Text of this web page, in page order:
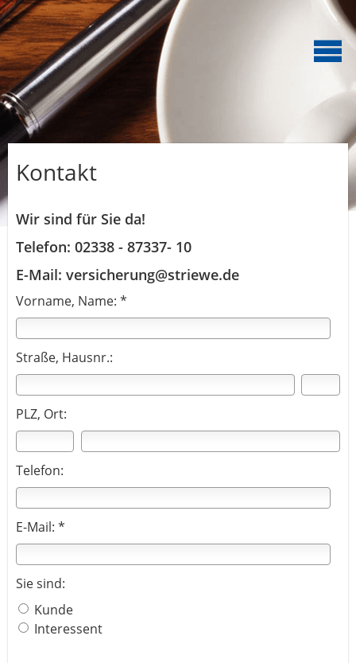
Kontakt
Wir sind für Sie da!
Telefon: 02338 - 87337- 10
E-Mail: versicherung@striewe.de
Vorname, Name: *
Straße, Hausnr.:
PLZ, Ort:
Telefon:
E-Mail: *
Sie sind:
Kunde
Interessent